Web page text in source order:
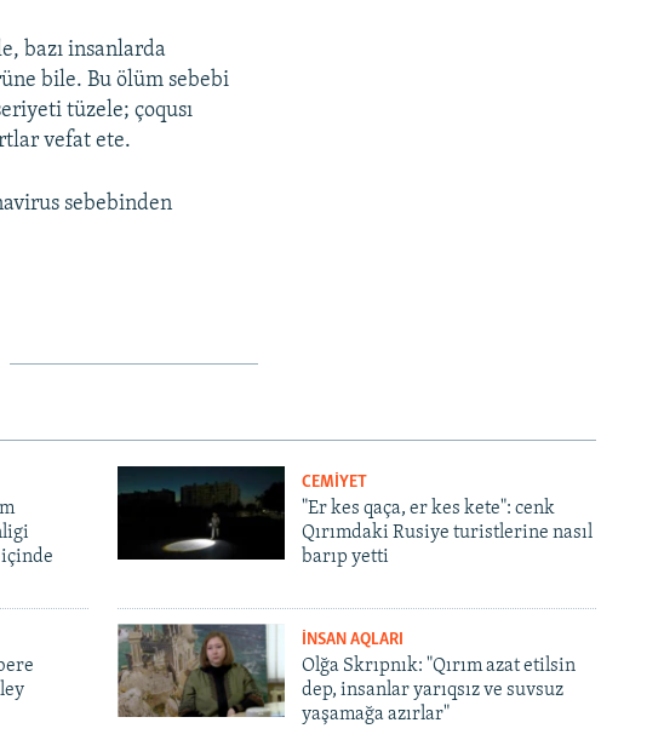
bazı insanlarda
bile. Bu ölüm sebebi
tüzele; çoqusı
vefat ete.
sebebinden
içinde
CEMİYET
"Er kes qaça, er kes kete": cenk
Qırımdaki Rusiye turistlerine nasıl
barıp yetti
İNSAN AQLARI
Olğa Skrıpnık: "Qırım azat etilsin
dep, insanlar yarıqsız ve suvsuz
yaşamağa azırlar"